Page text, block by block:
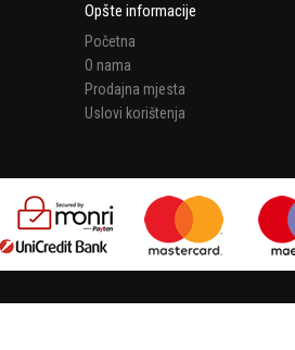
Opšte informacije
Početna
O nama
Prodajna mjesta
Uslovi korištenja